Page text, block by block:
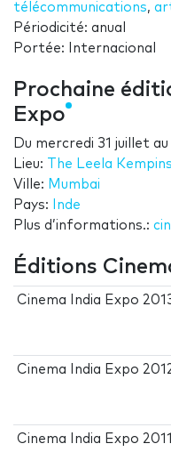
télécommunications,
Périodicité: anual
Portée: Internacional
Prochaine
Expo
Du mercredi 31 juillet au
Lieu:
The Leela
Ville: Mumbai
Pays:
Inde
Plus d’informations.:
Éditions
Cinema India Expo
Cinema India Expo
Cinema India Expo 2011